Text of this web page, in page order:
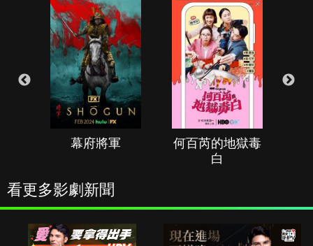
幕府將軍
何百芮的地獄毒
白
看更多影劇新聞